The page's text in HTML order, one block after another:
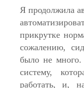
Я продолжила
прикрутке
сожалению,
было не
систему,
работать, и,